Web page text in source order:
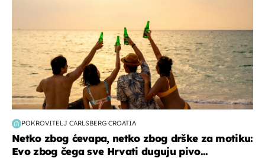
POKROVITELJ CARLSBERG CROATIA
Netko zbog ćevapa, netko zbog drške za motiku:
Evo zbog čega sve Hrvati duguju pivo...